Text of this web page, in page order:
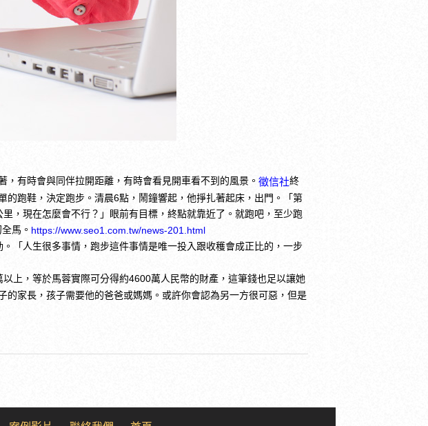
，有時會與同伴拉開距離，有時會看見開車看不到的風景。徵信社終
跑鞋，決定跑步。清晨6點，鬧鐘響起，他掙扎著起床，出門。「第
，現在怎麼會不行？」眼前有目標，終點就靠近了。就跑吧，至少跑
馬。 https://www.seo1.com.tw/news-201.html
「人生很多事情，跑步這件事情是唯一投入跟收穫會成正比的，一步
上，等於馬蓉實際可分得約4600萬人民幣的財產，這筆錢也足以讓她
家長，孩子需要他的爸爸或媽媽。或許你會認為另一方很可惡，但是